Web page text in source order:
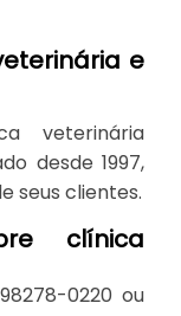
e
veterinária
desde 1997,
seus clientes.
clínica
0220 ou